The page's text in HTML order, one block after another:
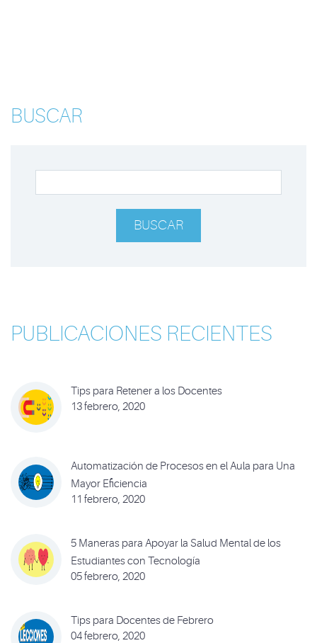
BUSCAR
BUSCAR
PUBLICACIONES RECIENTES
Tips para Retener a los Docentes
13 febrero, 2020
Automatización de Procesos en el Aula para Una
Mayor Eficiencia
11 febrero, 2020
5 Maneras para Apoyar la Salud Mental de los
Estudiantes con Tecnología
05 febrero, 2020
Tips para Docentes de Febrero
04 febrero, 2020